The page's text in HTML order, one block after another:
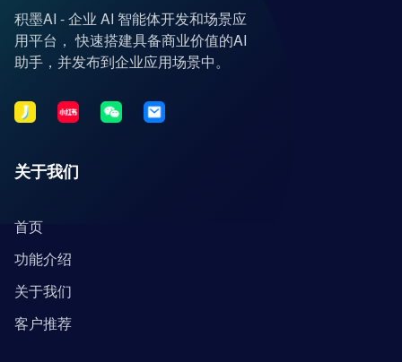
积墨AI - 企业 AI 智能体开发和场景应
用平台， 快速搭建具备商业价值的AI
助手，并发布到企业应用场景中。
关于我们
首页
功能介绍
关于我们
客户推荐